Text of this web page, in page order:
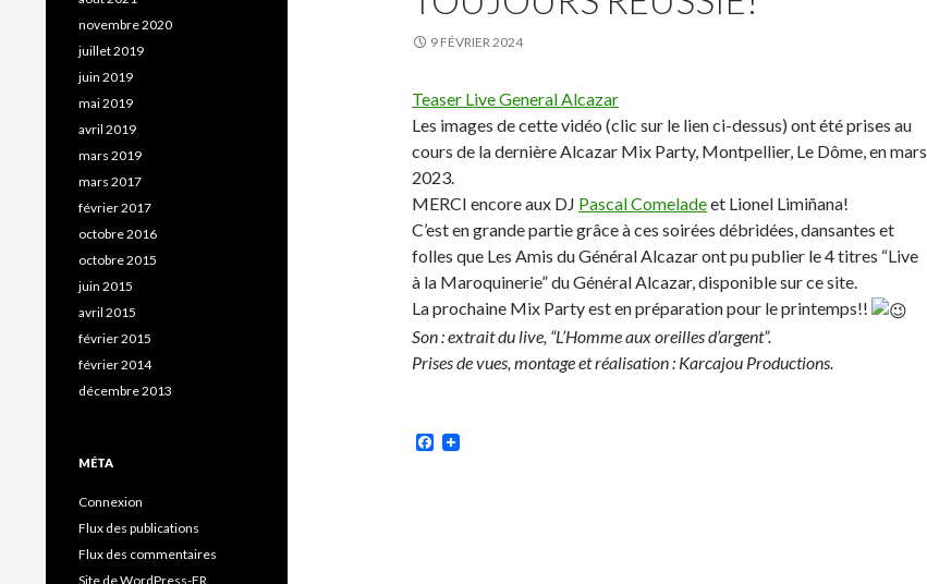
9 FÉVRIER 2024
Teaser Live General Alcazar
Les images de cette vidéo (clic sur le lien ci-dessus) ont été prises au
cours de la dernière Alcazar Mix Party, Montpellier, Le Dôme, en mars
2023.
MERCI encore aux DJ Pascal Comeladeet Lionel Limiñana!
C’est en grande partie grâce à ces soirées débridées, dansantes et
folles que Les Amis du Général Alcazar ont pu publier le 4 titres “Live
à la Maroquinerie” du Général Alcazar, disponible sur ce site.
La prochaine Mix Party est en préparation pour le printemps!!
Son : extrait du live, “L’Homme aux oreilles d’argent”.
Prises de vues, montage et réalisation : Karcajou Productions.
Facebook
novembre 2020
juillet 2019
juin 2019
mai 2019
avril 2019
mars 2019
mars 2017
février 2017
octobre 2016
octobre 2015
juin 2015
avril 2015
février 2015
février 2014
décembre 2013
MÉTA
Connexion
Flux des publications
Flux des commentaires
Site de WordPress-FR